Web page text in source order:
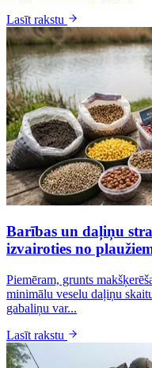
Lasīt rakstu
Barības un daļiņu
izvairoties no
Piemēram, grunts
minimālu veselu daļiņu
gabaliņu var...
Lasīt rakstu